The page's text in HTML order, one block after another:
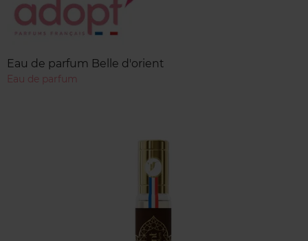
Eau de parfum Belle d'orient
Eau de parfum